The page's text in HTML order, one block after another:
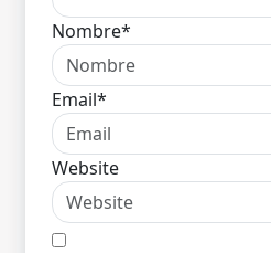
Nombre*
Email*
Website